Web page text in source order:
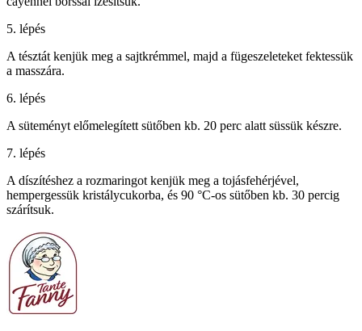
5. lépés
A tésztát kenjük meg a sajtkrémmel, majd a fügeszeleteket fektessük
a masszára.
6. lépés
A süteményt előmelegített sütőben kb. 20 perc alatt süssük készre.
7. lépés
A díszítéshez a rozmaringot kenjük meg a tojásfehérjével,
hempergessük kristálycukorba, és 90 °C-os sütőben kb. 30 percig
szárítsuk.